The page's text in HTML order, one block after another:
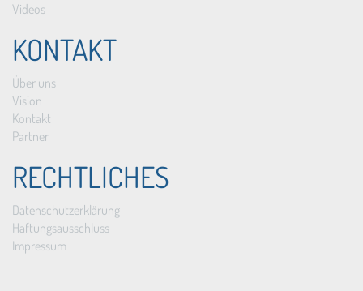
Videos
KONTAKT
Über uns
Vision
Kontakt
Partner
RECHTLICHES
Datenschutzerklärung
Haftungsausschluss
Impressum